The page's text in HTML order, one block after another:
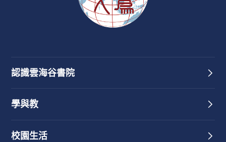
認識雲海谷書院
學與教
校園生活